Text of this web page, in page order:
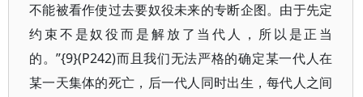
不能被看作使过去要奴役未来的专断企图。由于先定
约束不是奴役而是解放了当代人，所以是正当
的。”{9}(P242)而且我们无法严格的确定某一代人在
某一天集体的死亡，后一代人同时出生，每代人之间